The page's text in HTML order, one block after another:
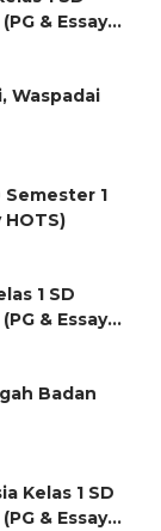
& Essay
Waspadai
Semester 1
HOTS)
1 SD
& Essay
Badan
Kelas 1 SD
& Essay